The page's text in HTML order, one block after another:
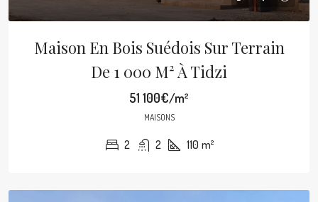
Maison En Bois Suédois Sur Terrain
De 1 000 M² À Tidzi
51 100€/m²
MAISONS
2 2 110 m²